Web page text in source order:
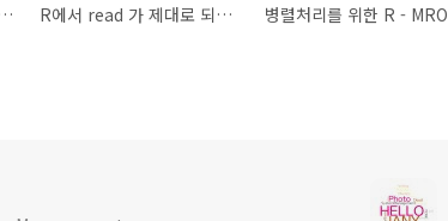
R에서 명사 이외의 형태소 분석 하는 방법 R에서 read 가 제대로 되지 않을 경우 병렬처리를 위한 R - MRO